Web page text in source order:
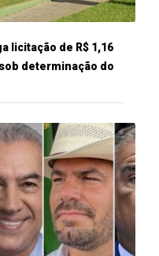
licitação de R$ 1,16
determinação do